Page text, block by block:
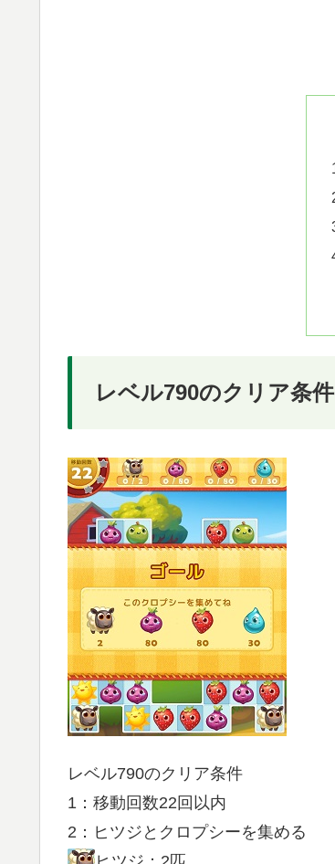
レベル790のクリア条件
レベル790のクリア条件
1：移動回数22回以内
2：ヒツジとクロプシーを集める